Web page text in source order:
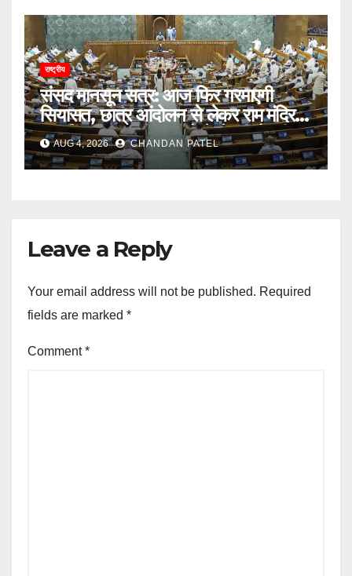
राष्ट्रीय
संसद मानसून सत्र: आज फिर गरमाएगी
सियासत, छात्र आंदोलन से लेकर राम मंदिर
दान विवाद तक सरकार को घेरने की तैयारी
AUG 4, 2026 CHANDAN PATEL
Leave a Reply
Your email address will not be published. Required
fields are marked *
Comment*